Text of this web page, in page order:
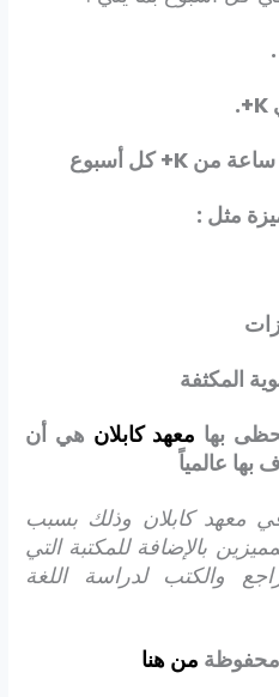
K
+.
K+ كل أسبوع
مثل :
المكثفة
بها معهد كابلان هي أن
بها عالمياً
معهد كابلان وذلك بسبب
بالإضافة للمكتبة التي
والكتب لدراسة اللغة
محفوظة من هنا